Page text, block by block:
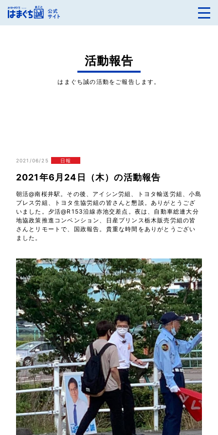
活動報告
はまぐち誠の活動をご報告します。
2021/06/25 日報
2021年6月24日（木）の活動報告
朝活@南桜井駅。その後、アイシン労組、トヨタ輸送労組、小島
プレス労組、トヨタ生協労組の皆さんと懇談。ありがとうござ
いました。夕活@R153沿線赤池交差点。夜は、自動車総連大分
地協政策推進コンベンション、日産プリンス栃木販売労組の皆
さんとリモートで、国政報告。貴重な時間をありがとうござい
ました。